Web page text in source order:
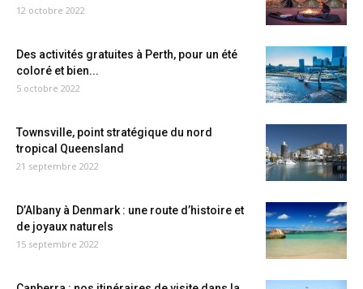
12 octobre 2022
Des activités gratuites à Perth, pour un été
coloré et bien...
5 octobre 2022
Townsville, point stratégique du nord
tropical Queensland
21 septembre 2022
D’Albany à Denmark : une route d’histoire et
de joyaux naturels
15 septembre 2022